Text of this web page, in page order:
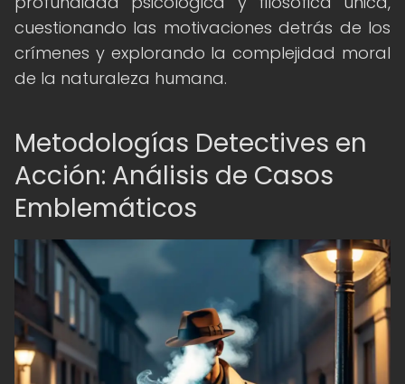
cuestionando las motivaciones detrás de los
crímenes y explorando la complejidad moral
de la naturaleza humana.
Metodologías Detectives en
Acción: Análisis de Casos
Emblemáticos